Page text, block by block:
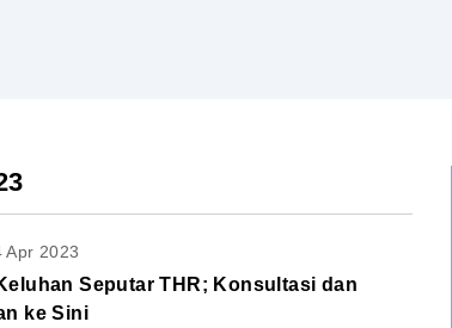
Apr 2023
Seputar THR; Konsultasi dan
ke Sini